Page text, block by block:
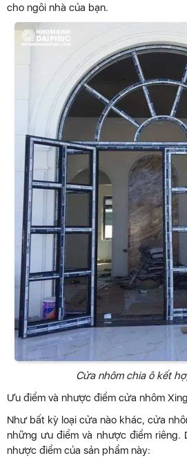
cho ngôi nhà của bạn.
Cửa nhôm chia ô kết
Ưu điểm và nhược điểm cửa nhôm
Như bất kỳ loại cửa nào khác, cửa
những ưu điểm và nhược điểm riêng.
nhược điểm của sản phẩm này: